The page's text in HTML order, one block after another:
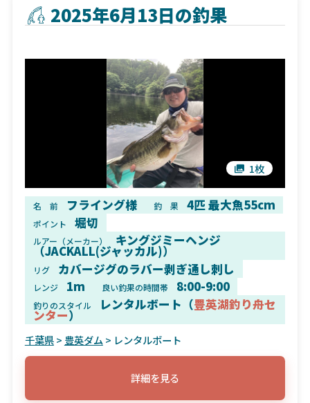
2025年6月13日の釣果
1枚
名 前 フライング様 釣 果 4匹 最大魚55cm
ポイント 堀切
ルアー（メーカー） キングジミーヘンジ
（JACKALL(ジャッカル)）
リグ カバージグのラバー剥ぎ通し刺し
レンジ 1m 良い釣果の時間帯 8:00-9:00
釣りのスタイル レンタルボート（豊英湖釣り舟セ
ンター）
千葉県> 豊英ダム > レンタルボート
詳細を見る